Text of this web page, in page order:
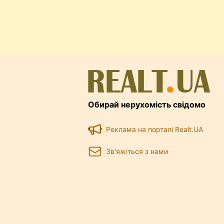
Обирай нерухомість свідомо
Реклама на порталі Realt.UA
Зв'яжіться з нами